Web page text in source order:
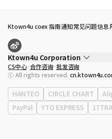
Ktown4u coex 指南通知常见问题信息
Ktown4u Corporation
代表
宋効珉
营业执照 120-87-71116
公司地址 首尔特别市 江南区 岭东大路
CS中心 合作咨询 批发咨询
ⓒ All rights reserved.
HANTEO CIRCLE CHART
PayPal
YTO EXPRESS